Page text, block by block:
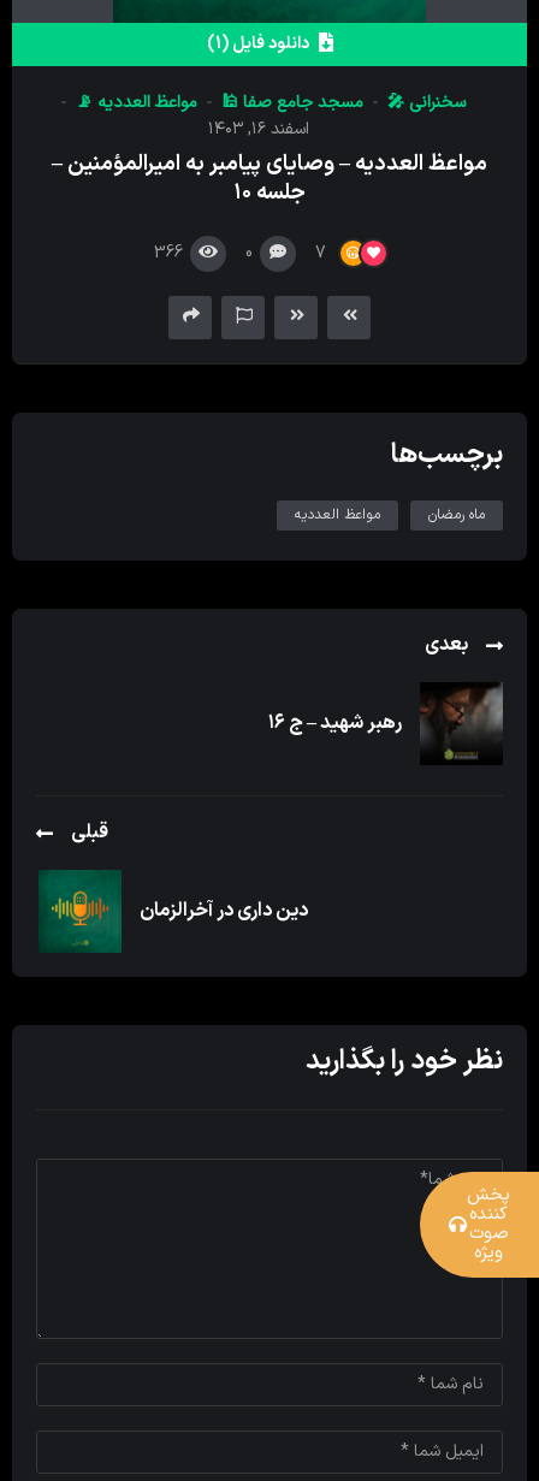
صدا
دانلود فایل (1)
سخنرانی 🎤 مسجد جامع صفا 🕌
مواعظ العددیه 📡
اسفند ۱۶, ۱۴۰۳
مواعظ العددیه – وصایای پیامبر به امیرالمؤمنین –
جلسه ۱۰
7
0
366
برچسب‌ها
ماه رمضان مواعظ العددیه
بعدی
رهبر شهید – ج ۱۶
قبلی
دین داری در آخرالزمان
نظر خود را بگذارید
پخش
کننده
صوت
ویژه